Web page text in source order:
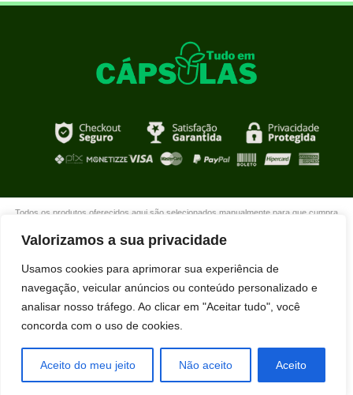
Valorizamos a sua privacidade
Usamos cookies para aprimorar sua experiência de
navegação, veicular anúncios ou conteúdo personalizado e
analisar nosso tráfego. Ao clicar em "Aceitar tudo", você
concorda com o uso de cookies.
Aceito do meu jeito Não aceito Aceito
Todos os produtos oferecidos aqui são selecionados manualmente para que cumpra
extraordinários para você que está realmente comprometido com sua mudança. Boas
Joyce acabou de comprar HIDRALISO
usando nosso desconto exclusivo.